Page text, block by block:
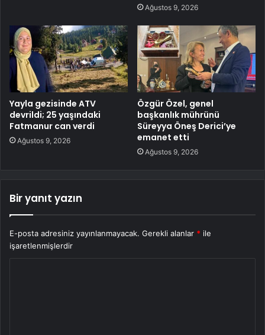
Ağustos 9, 2026
Yayla gezisinde ATV
devrildi; 25 yaşındaki
Fatmanur can verdi
Ağustos 9, 2026
Özgür Özel, genel
başkanlık mührünü
Süreyya Öneş Derici’ye
emanet etti
Ağustos 9, 2026
Bir yanıt yazın
E-posta adresiniz yayınlanmayacak. Gerekli alanlar * ile
işaretlenmişlerdir